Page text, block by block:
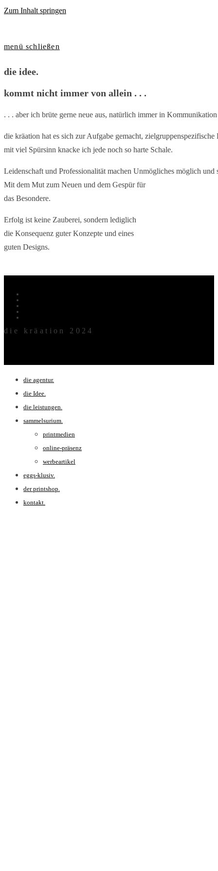
Zum Inhalt springen
menü schließen
die idee.
kommt nicht immer von allein . . .
. . . aber ich brüte gerne neue aus, natürlich immer in
die kräation hat es sich zur Aufgabe gemacht,
mit viel Spürsinn knacke ich jede noch so harte Schale.
Leidenschaft und Professionalität machen Unmögliches möglich und
Mit dem Mut zum Neuen und dem Gespür für
das Besondere.
Erfolg ist keine Zauberei, sondern lediglich
die Konsequenz guter Konzepte und eines
guten Designs.
die kräation 2024
die agentur.
die Idee.
die leistungen.
sammelsurium.
printmedien
online-präsenz
werbeartikel
eggs-klusiv.
der printshop.
kontakt.